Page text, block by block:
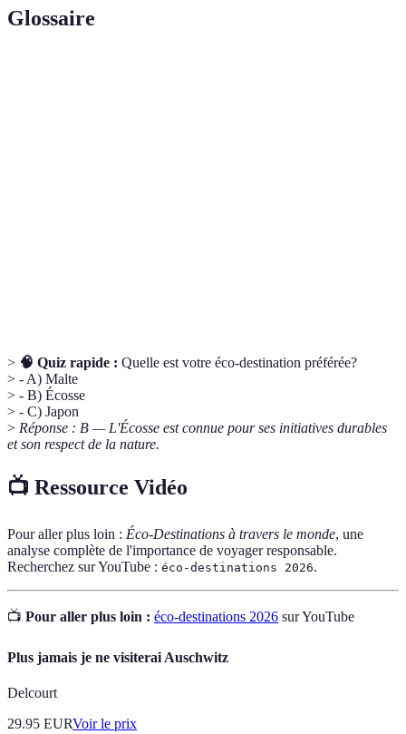
Glossaire
> 🧠 Quiz rapide : Quelle est votre éco-destination préférée?
> - A) Malte
> - B) Écosse
> - C) Japon
> Réponse : B — L'Écosse est connue pour ses initiatives durables
et son respect de la nature.
📺 Ressource Vidéo
Pour aller plus loin : Éco-Destinations à travers le monde, une
analyse complète de l'importance de voyager responsable.
Recherchez sur YouTube : éco-destinations 2026.
📺 Pour aller plus loin : éco-destinations 2026 sur YouTube
Plus jamais je ne visiterai Auschwitz
Delcourt
29.95 EURVoir le prix